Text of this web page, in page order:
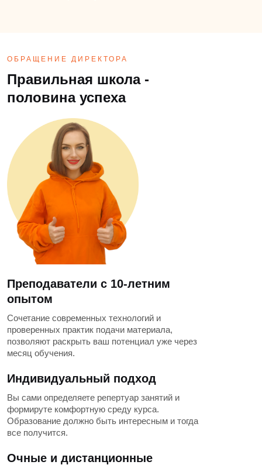
ОБРАЩЕНИЕ ДИРЕКТОРА
Правильная школа -
половина успеха
Преподаватели с 10-летним
опытом
Сочетание современных технологий и
проверенных практик подачи материала,
позволяют раскрыть ваш потенциал уже через
месяц обучения.
Индивидуальный подход
Вы сами определяете репертуар занятий и
формируте комфортную среду курса.
Образование должно быть интересным и тогда
все получится.
Очные и дистанционные